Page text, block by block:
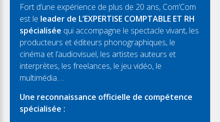
Fort d’une expérience de plus de 20 ans, Com’Com
est le leader de L’EXPERTISE COMPTABLE ET RH
spécialisée qui accompagne le spectacle vivant, les
producteurs et éditeurs phonographiques, le
cinéma et l’audiovisuel, les artistes auteurs et
interprètes, les freelances, le jeu vidéo, le
multimédia….
Une reconnaissance officielle de compétence
spécialisée :